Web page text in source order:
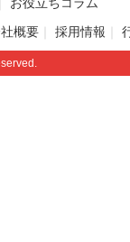
概要 採用情報